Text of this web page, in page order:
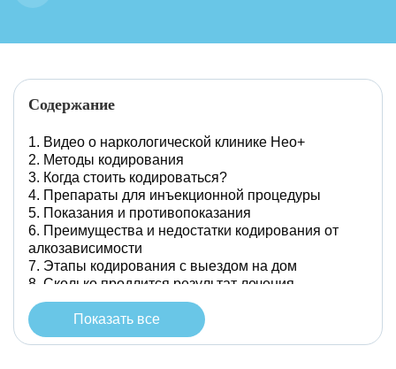
Содержание
Видео о наркологической клинике Нео+
Методы кодирования
Когда стоить кодироваться?
Препараты для инъекционной процедуры
Показания и противопоказания
Преимущества и недостатки кодирования от
алкозависимости
Этапы кодирования с выездом на дом
Сколько продлится результат лечения
Насколько безопасно проведение кодирования
от алкоголя на дому
Виды кодирования от алкозависимости
Показать все